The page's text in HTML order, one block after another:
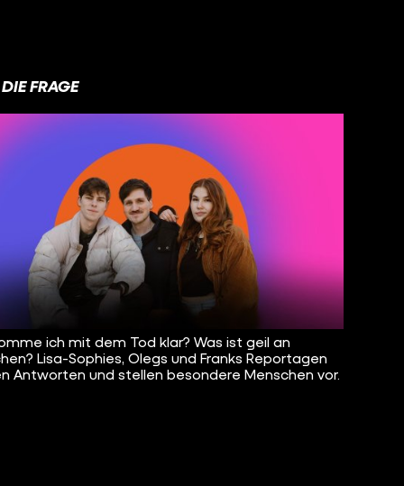
DIE FRAGE
ich mit dem Tod klar? Was ist geil an
Lisa-Sophies, Olegs und Franks Reportagen
Antworten und stellen besondere Menschen vor.